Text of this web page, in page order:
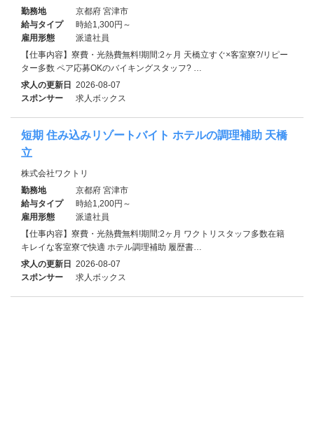
勤務地
京都府 宮津市
給与タイプ
時給1,300円～
雇用形態
派遣社員
【仕事内容】寮費・光熱費無料!期間:2ヶ月 天橋立すぐ×客室寮?/リピー
ター多数 ペア応募OKのバイキングスタッフ? …
求人の更新日 2026-08-07
スポンサー
求人ボックス
短期 住み込みリゾートバイト ホテルの調理補助 天橋
立
株式会社ワクトリ
勤務地
京都府 宮津市
給与タイプ
時給1,200円～
雇用形態
派遣社員
【仕事内容】寮費・光熱費無料!期間:2ヶ月 ワクトリスタッフ多数在籍
キレイな客室寮で快適 ホテル調理補助 履歴書…
求人の更新日 2026-08-07
スポンサー
求人ボックス